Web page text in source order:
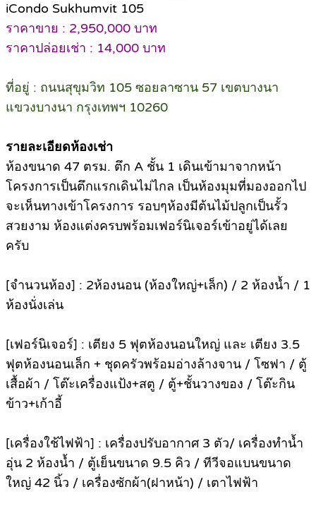
iCondo Sukhumvit 105
ราคาขาย : 2,950,000 บาท
ราคาปล่อยเช่า : 14,000 บาท
ที่อยู่ : ถนนสุขุมวิท 105 ซอยลาซาน 57 เขตบางนา
แขวงบางนา กรุงเทพฯ 10260
รายละเอียดห้องเช่า
ห้องขนาด 47 ตรม. ตึก A ชั้น 1 เดินเข้ามาจากหน้า
โครงการเป็นตึกแรกเดินไม่ไกล เป็นห้องมุมที่มองออกไป
จะเห็นทางเข้าโครงการ รอบๆห้องมีต้นไม้ปลูกเป็นรั้ว
สวยงาม ห้องแต่งครบพร้อมเฟอร์นิเจอร์เข้าอยู่ได้เลย
ครับ
[จำนวนห้อง] : 2ห้องนอน (ห้องใหญ่+เล็ก) / 2 ห้องน้ำ / 1
ห้องนั่งเล่น
[เฟอร์นิเจอร์] : เตียง 5 ฟุตห้องนอนใหญ่ และ เตียง 3.5
ฟุตห้องนอนเล็ก + ชุดครัวพร้อมอ่างล้างจาน / โซฟา / ตู้
เสื้อผ้า / โต๊ะเครื่องแป้ง+สตู / ตู้+ชั้นวางของ / โต๊ะกิน
ข้าว+เก้าอี้
[เครื่องใช้ไฟฟ้า] : เครื่องปรับอากาศ 3 ตัว/ เครื่องทำน้ำ
อุ่น 2 ห้องน้ำ / ตู้เย็นขนาด 9.5 คิว / ทีวีจอแบนขนาด
ใหญ่ 42 นิ้ว / เครื่องซักผ้า(ฝาหน้า) / เตาไฟฟ้า